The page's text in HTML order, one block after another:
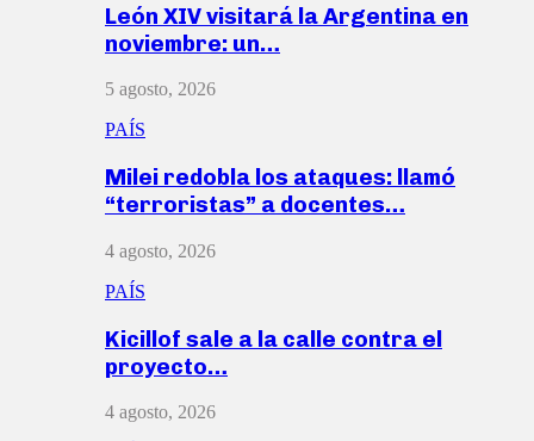
León XIV visitará la Argentina en
noviembre: un…
5 agosto, 2026
PAÍS
Milei redobla los ataques: llamó
“terroristas” a docentes…
4 agosto, 2026
PAÍS
Kicillof sale a la calle contra el
proyecto…
4 agosto, 2026